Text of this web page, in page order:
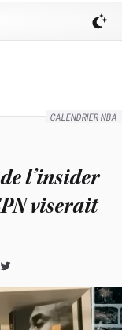
CALENDRIER NBA
l’insider
viserait